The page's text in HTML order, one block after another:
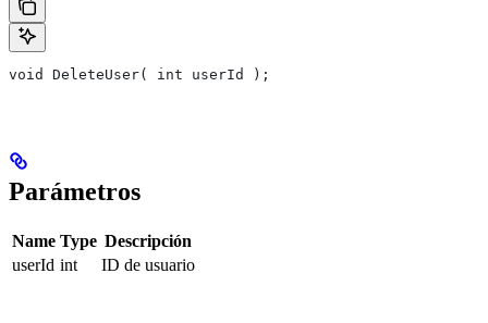
void DeleteUser( int userId );
Parámetros
Name Type Descripción
userId int ID de usuario